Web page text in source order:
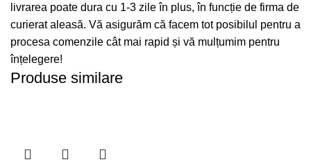
livrarea poate dura cu 1-3 zile în plus, în funcție de firma de
curierat aleasă. Vă asigurăm că facem tot posibilul pentru a
procesa comenzile cât mai rapid și vă mulțumim pentru
înțelegere!
Produse similare